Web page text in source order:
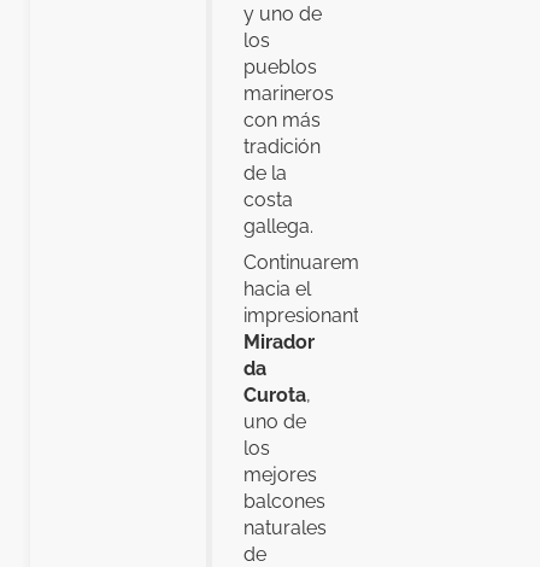
y uno de
los
pueblos
marineros
con más
tradición
de la
costa
gallega.
Continuaremos
hacia el
impresionante
Mirador
da
Curota,
uno de
los
mejores
balcones
naturales
de